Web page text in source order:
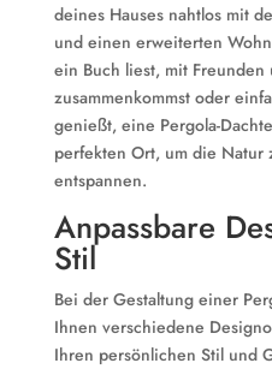
deines Hauses nahtlos mit
und einen erweiterten
ein Buch liest, mit Freunden
zusammenkommst oder
genießt, eine Pergola-
perfekten Ort, um die Natur
entspannen.
Anpassbare
Stil
Bei der Gestaltung einer
Ihnen verschiedene
Ihren persönlichen Stil und